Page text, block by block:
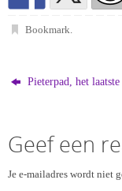
Bookmark.
Pieterpad, het
Geef een
Je e-mailadres wordt niet